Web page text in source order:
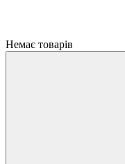
Немає товарів